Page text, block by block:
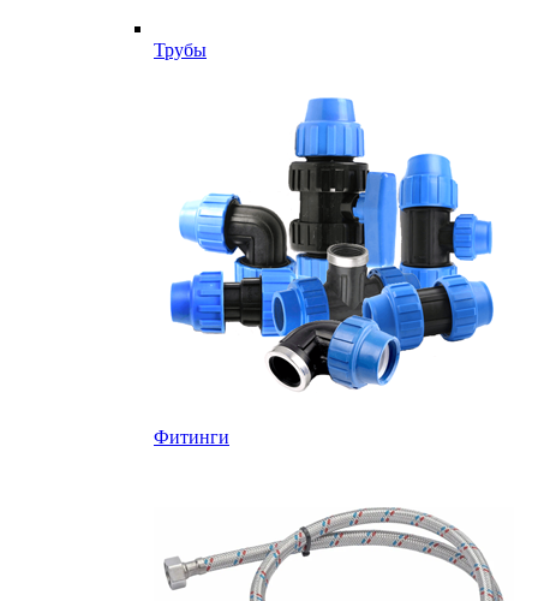
Трубы
Фитинги